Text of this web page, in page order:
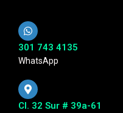
301 743 4135
WhatsApp
Cl. 32 Sur # 39a-61